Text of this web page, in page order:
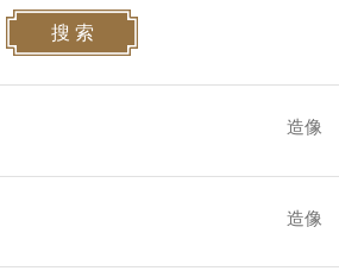
搜 索
造像
造像